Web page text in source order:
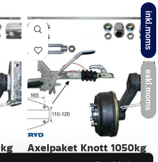
inkl.moms
exkl.moms
1700 mm
Ja
2200 mm